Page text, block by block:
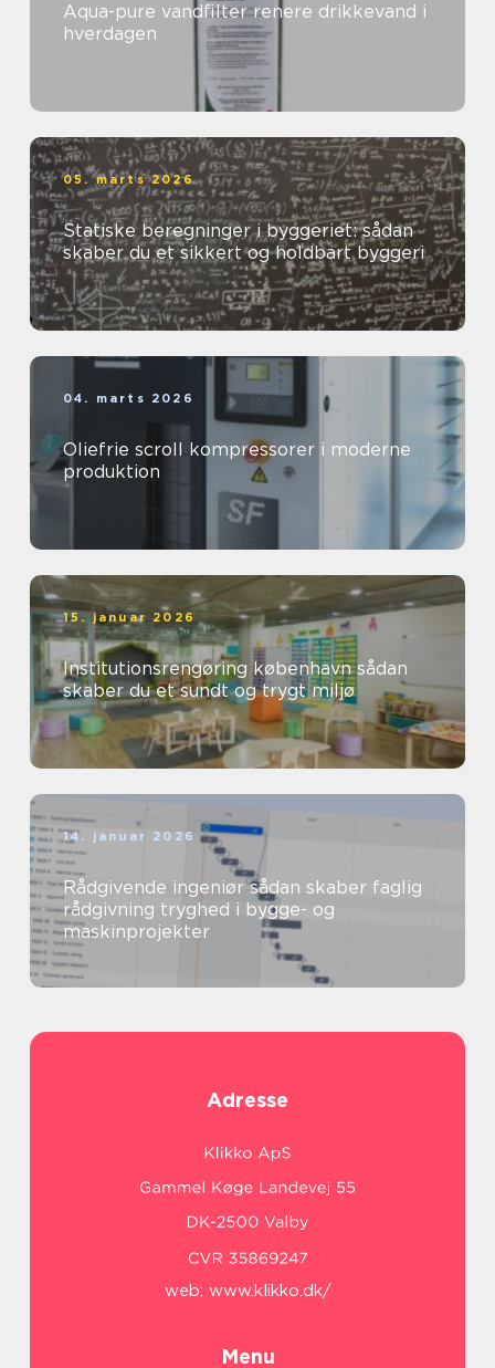
Aqua-pure vandfilter renere drikkevand i
hverdagen
05. marts 2026
Statiske beregninger i byggeriet: sådan
skaber du et sikkert og holdbart byggeri
04. marts 2026
Oliefrie scroll kompressorer i moderne
produktion
15. januar 2026
Institutionsrengøring københavn sådan
skaber du et sundt og trygt miljø
14. januar 2026
Rådgivende ingeniør sådan skaber faglig
rådgivning tryghed i bygge- og
maskinprojekter
Adresse
web: www.klikko.dk/
Menu